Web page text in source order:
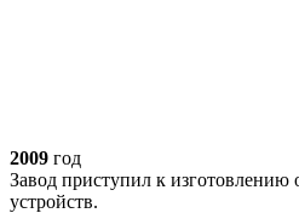
2009 год
Завод приступил к
устройств.